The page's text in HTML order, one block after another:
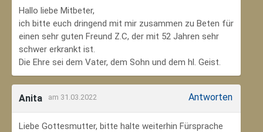
Hallo liebe Mitbeter,
ich bitte euch dringend mit mir zusammen zu Beten für
einen sehr guten Freund Z.C, der mit 52 Jahren sehr
schwer erkrankt ist.
Die Ehre sei dem Vater, dem Sohn und dem hl. Geist.
Anita am 31.03.2022 Antworten
Liebe Gottesmutter, bitte halte weiterhin Fürsprache